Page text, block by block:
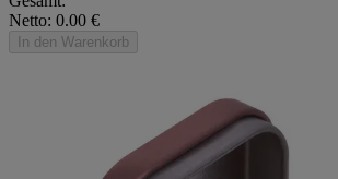
Netto: 0.00 €
In den Warenkorb